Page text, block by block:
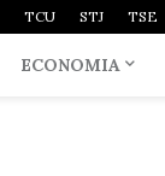
TCU STJ TSE
ECONOMIA